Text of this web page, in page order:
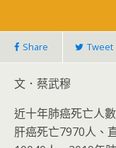
Share Tweet
文．蔡武穆
近十年肺癌死亡人
肝癌死亡7970人、